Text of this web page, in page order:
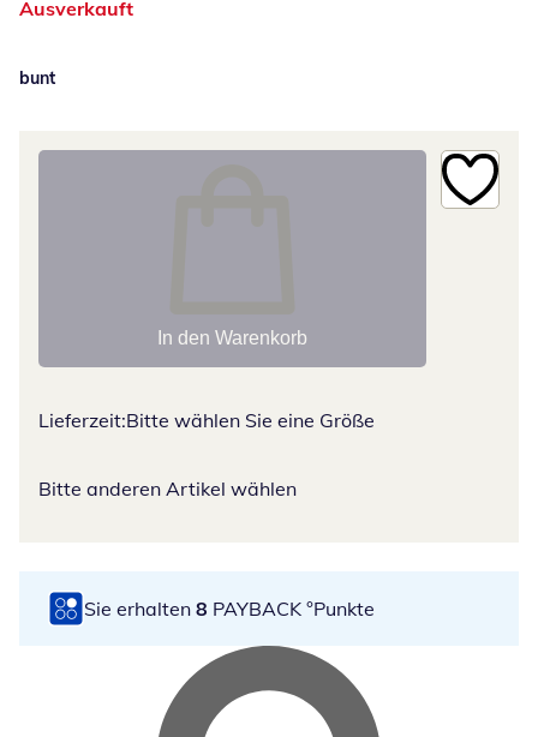
Ausverkauft
bunt
In den Warenkorb
Lieferzeit:Bitte wählen Sie eine Größe
Bitte anderen Artikel wählen
Sie erhalten 8 PAYBACK °Punkte